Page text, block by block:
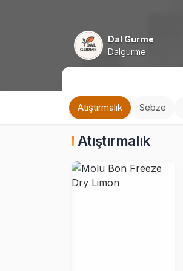
Dal Gurme
Dalgurme
Atıştırmalık Sebze
Atıştırmalık